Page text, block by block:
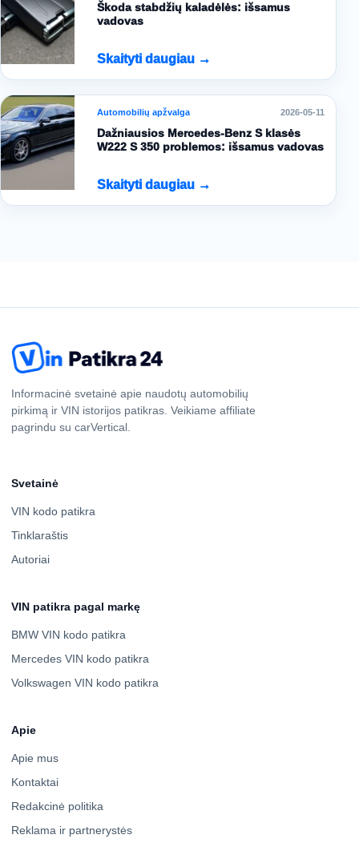
Škoda stabdžių kaladėlės: išsamus
vadovas
Skaityti daugiau →
Automobilių apžvalga 2026-05-11
Dažniausios Mercedes-Benz S klasės
W222 S 350 problemos: išsamus vadovas
Skaityti daugiau →
Informacinė svetainė apie naudotų automobilių
pirkimą ir VIN istorijos patikras. Veikiame affiliate
pagrindu su carVertical.
Svetainė
VIN kodo patikra
Tinklaraštis
Autoriai
VIN patikra pagal markę
BMW VIN kodo patikra
Mercedes VIN kodo patikra
Volkswagen VIN kodo patikra
Apie
Apie mus
Kontaktai
Redakcinė politika
Reklama ir partnerystės